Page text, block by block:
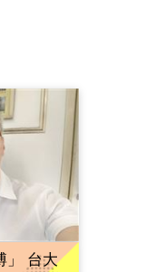
」 台大